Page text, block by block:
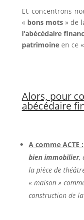
Et, concentrons-
« bons mots» de
l’abécédaire
patrimoineen ce
Alors, pour
abécédaire
A comme ACTE :
bien immobilier,
la pièce de
« maison »
construction de